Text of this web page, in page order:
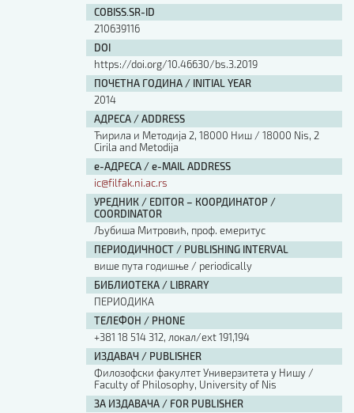
COBISS.SR-ID
210639116
DOI
https://doi.org/10.46630/bs.3.2019
ПОЧЕТНА ГОДИНА / INITIAL YEAR
2014
АДРЕСА / ADDRESS
Ћирила и Методија 2, 18000 Ниш / 18000 Nis, 2
Cirila and Metodija
е-АДРЕСА / e-MAIL ADDRESS
ic@filfak.ni.ac.rs
УРЕДНИК / EDITOR – КООРДИНАТОР /
COORDINATOR
Љубиша Митровић, проф. емеритус
ПЕРИОДИЧНОСТ / PUBLISHING INTERVAL
више пута годишње / periodically
БИБЛИОТЕКА / LIBRARY
ПЕРИОДИКА
ТЕЛЕФОН / PHONE
+381 18 514 312, локал/ext 191,194
ИЗДАВАЧ / PUBLISHER
Филозофски факултет Универзитета у Нишу /
Faculty of Philosophy, University of Nis
ЗА ИЗДАВАЧА / FOR PUBLISHER